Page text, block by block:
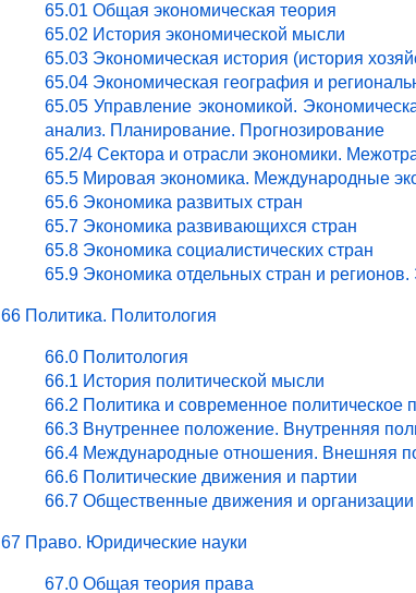
65.01 Общая экономическая теория
65.02 История экономической мысли
65.03 Экономическая история (история
65.04 Экономическая география и
65.05 Управление экономикой.
анализ. Планирование. Прогнозирование
65.2/4 Сектора и отрасли экономики.
65.5 Мировая экономика. Международные
65.6 Экономика развитых стран
65.7 Экономика развивающихся стран
65.8 Экономика социалистических стран
65.9 Экономика отдельных стран и
66 Политика. Политология
66.0 Политология
66.1 История политической мысли
66.2 Политика и современное политическое
66.3 Внутреннее положение. Внутренняя
66.4 Международные отношения. Внешняя
66.6 Политические движения и партии
66.7 Общественные движения и организации
67 Право. Юридические науки
67.0 Общая теория права